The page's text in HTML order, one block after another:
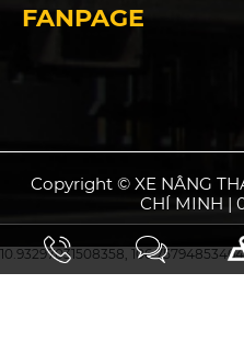
FANPAGE
Copyright © XE NÂNG
CHÍ MINH |
10.93297031508358,